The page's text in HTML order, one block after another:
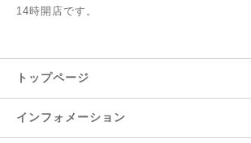
14時開店です。
トップページ
インフォメーション